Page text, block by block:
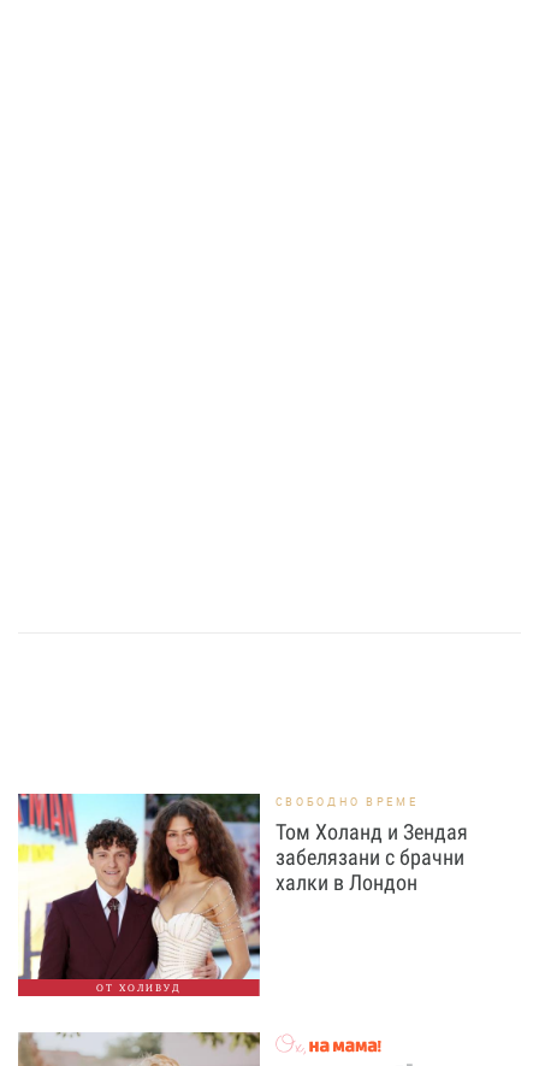
ОТ ХОЛИВУД
СВОБОДНО ВРЕМЕ
Том Холанд и Зендая
забелязани с брачни
халки в Лондон